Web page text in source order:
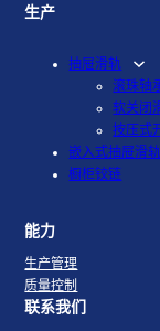
生产
抽屉滑轨
滚珠轴
软关闭
按压式
嵌入式抽屉滑轨
橱柜铰链
能力
生产管理
质量控制
联系我们